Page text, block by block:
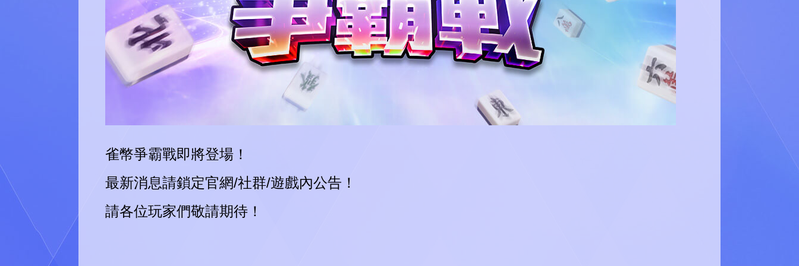
LOADING...
雀幣爭霸戰即將登場！
最新消息請鎖定官網/社群/遊戲內公告！
請各位玩家們敬請期待！